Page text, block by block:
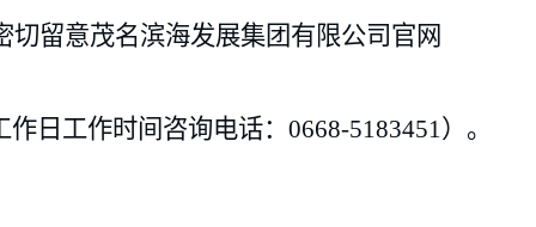
切留意茂名滨海发展集团有限公司官网
日工作时间咨询电话：0668-5183451）。